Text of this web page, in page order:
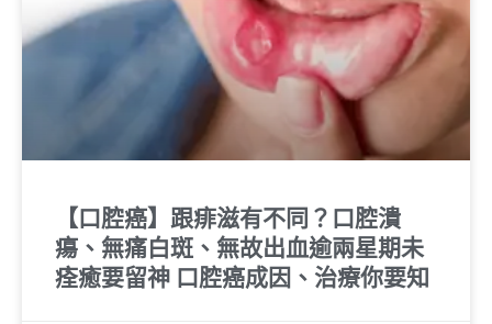
【口腔癌】跟痱滋有不同？口腔潰
瘍、無痛白斑、無故出血逾兩星期未
痊癒要留神 口腔癌成因、治療你要知